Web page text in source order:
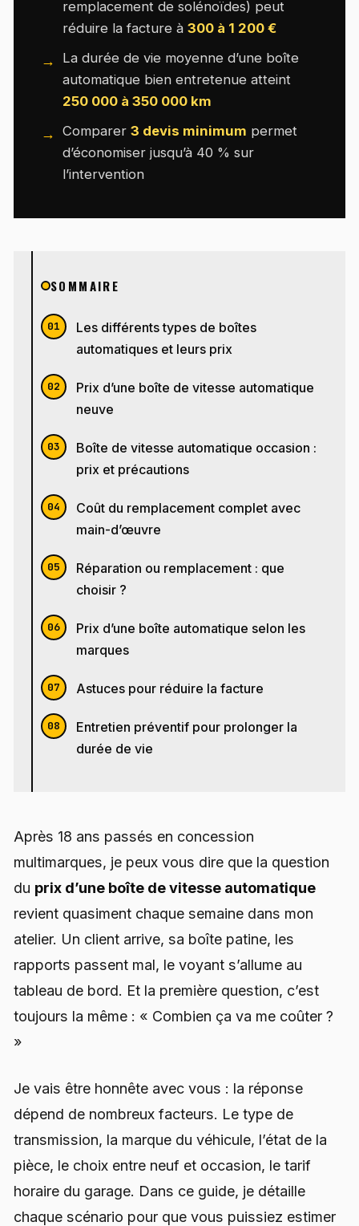
remplacement de solénoïdes) peut
réduire la facture à300 à 1 200 €
La durée de vie moyenne d’une boîte
automatique bien entretenue atteint
250 000 à 350 000 km
Comparer3 devis minimum permet
d’économiser jusqu’à 40 % sur
l’intervention
SOMMAIRE
Les différents types de boîtes
automatiques et leurs prix
Prix d’une boîte de vitesse automatique
neuve
Boîte de vitesse automatique occasion :
prix et précautions
Coût du remplacement complet avec
main-d’œuvre
Réparation ou remplacement : que
choisir ?
Prix d’une boîte automatique selon les
marques
Astuces pour réduire la facture
Entretien préventif pour prolonger la
durée de vie
Après 18 ans passés en concession
multimarques, je peux vous dire que la question
du prix d’une boîte de vitesse automatique
revient quasiment chaque semaine dans mon
atelier. Un client arrive, sa boîte patine, les
rapports passent mal, le voyant s’allume au
tableau de bord. Et la première question, c’est
toujours la même : « Combien ça va me coûter ?
»
Je vais être honnête avec vous : la réponse
dépend de nombreux facteurs. Le type de
transmission, la marque du véhicule, l’état de la
pièce, le choix entre neuf et occasion, le tarif
horaire du garage. Dans ce guide, je détaille
chaque scénario pour que vous puissiez estimer